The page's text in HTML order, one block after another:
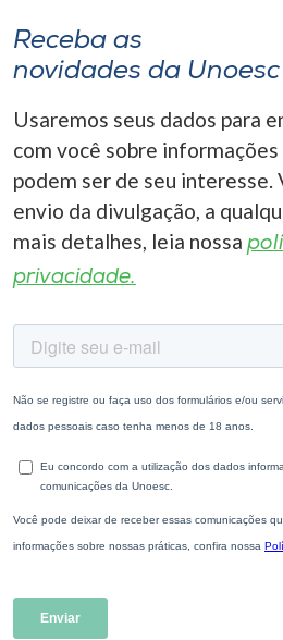
Receba as
novidades da Unoesc
Usaremos seus dados para
com você sobre
podem ser de seu interesse.
envio da divulgação, a
mais detalhes, leia nossa
privacidade.